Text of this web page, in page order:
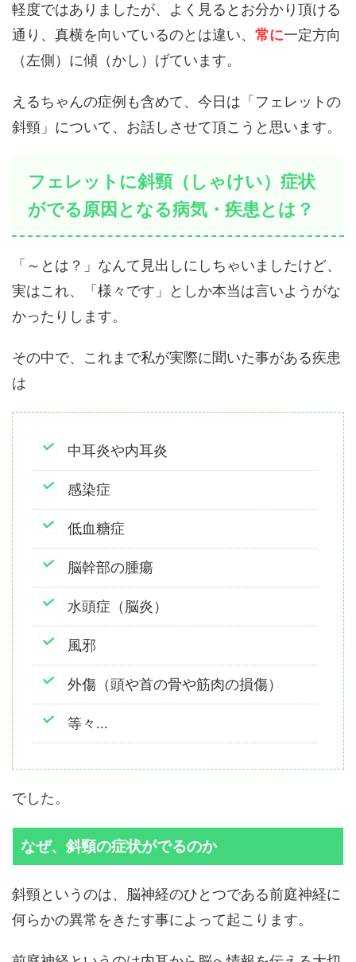
軽度ではありましたが、よく見るとお分かり頂ける
通り、真横を向いているのとは違い、 常に一定方向
（左側）に傾（かし）げています。
えるちゃんの症例も含めて、今日は「フェレットの
斜頸」について、お話しさせて頂こうと思います。
フェレットに斜頸（しゃけい）症状
がでる原因となる病気・疾患とは？
「～とは？」なんて見出しにしちゃいましたけど、
実はこれ、「様々です」としか本当は言いようがな
かったりします。
その中で、これまで私が実際に聞いた事がある疾患
は
中耳炎や内耳炎
感染症
低血糖症
脳幹部の腫瘍
水頭症（脳炎）
風邪
外傷（頭や首の骨や筋肉の損傷）
等々…
でした。
なぜ、斜頸の症状がでるのか
斜頸というのは、脳神経のひとつである前庭神経に
何らかの異常をきたす事によって起こります。